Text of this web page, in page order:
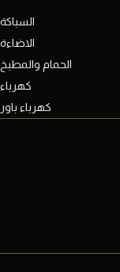
السباكة
الاضاءة
الحمام والمطبخ
كهرباء
كهرباء باور